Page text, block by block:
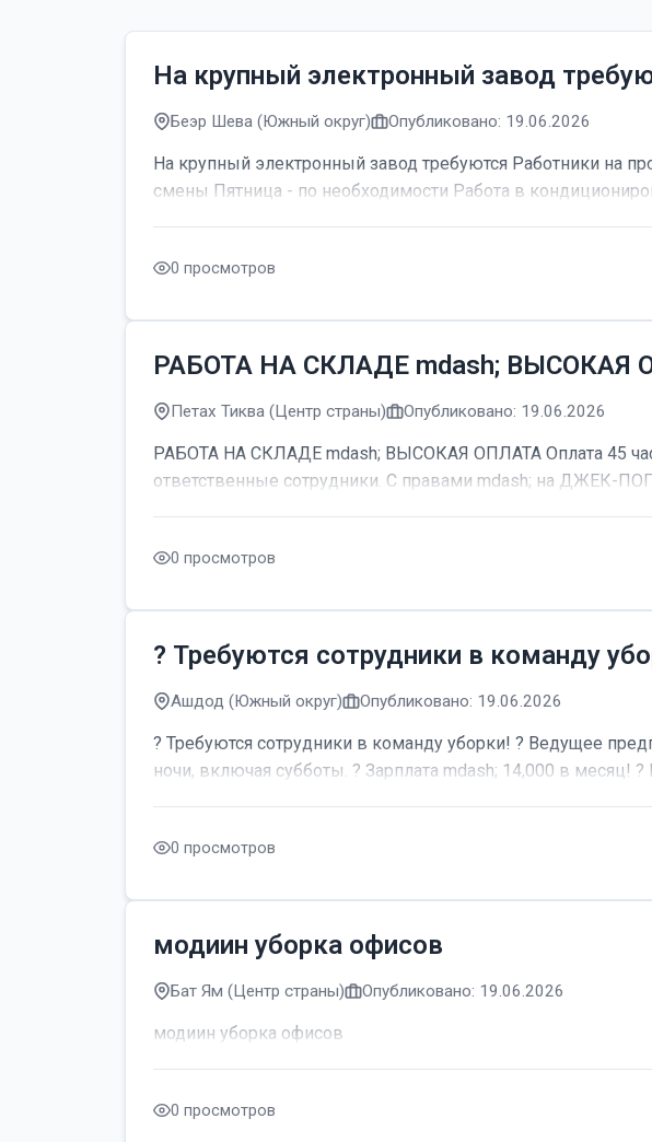
На крупный электронный завод
Беэр Шева (Южный округ) Опубликовано: 19.06.2026
На крупный электронный завод требуются Работники на
смены Пятница - по необходимости Работа в
0 просмотров
РАБОТА НА СКЛАДЕ mdash; ВЫСОКАЯ
Петах Тиква (Центр страны) Опубликовано: 19.06.2026
РАБОТА НА СКЛАДЕ mdash; ВЫСОКАЯ ОПЛАТА Оплата 45
ответственные сотрудники. С правами mdash; на ДЖЕК-
0 просмотров
? Требуются сотрудники в команду
Ашдод (Южный округ) Опубликовано: 19.06.2026
? Требуются сотрудники в команду уборки! ? Ведущее
ночи, включая субботы. ? Зарплата mdash; 14,000 в месяц! ?
0 просмотров
модиин уборка офисов
Бат Ям (Центр страны) Опубликовано: 19.06.2026
модиин уборка офисов
0 просмотров